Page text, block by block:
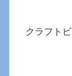
クラフト